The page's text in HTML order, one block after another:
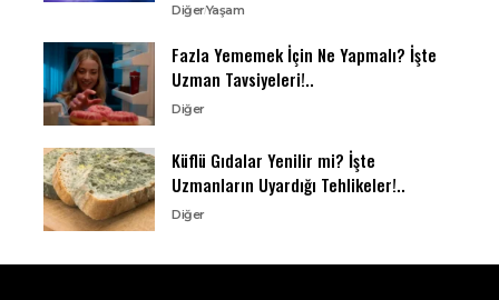
DiğerYaşam
Fazla Yememek İçin Ne Yapmalı? İşte
Uzman Tavsiyeleri!..
Diğer
Küflü Gıdalar Yenilir mi? İşte
Uzmanların Uyardığı Tehlikeler!..
Diğer